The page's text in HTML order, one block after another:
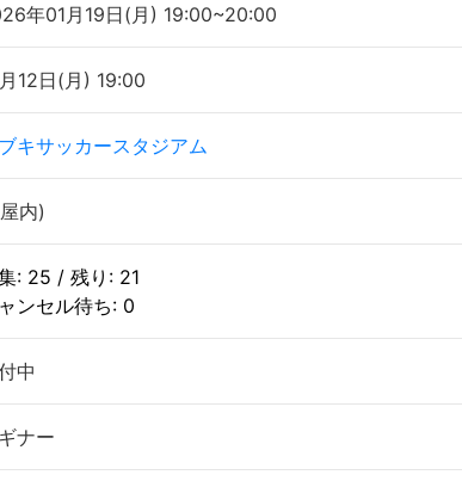
年01月19日(月) 19:00~20:00
12日(月) 19:00
キサッカースタジアム
内)
: 25 / 残り: 21
ンセル待ち: 0
中
ナー